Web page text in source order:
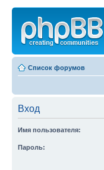
Список форумов
Вход
Имя пользователя:
Пароль: